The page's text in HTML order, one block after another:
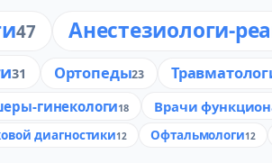
47 Анестезиологи-
31 Ортопеды23
гинекологи18 Врачи
диагностики12 Офтальмологи12